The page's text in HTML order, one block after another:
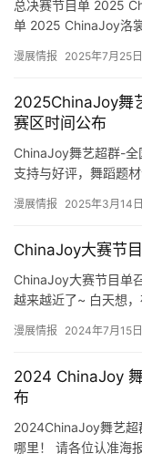
总决赛节目单 2025
单 2025 ChinaJoy洛
漫展情报 2025年7月25日
2025ChinaJoy舞
赛区时间公布
ChinaJoy舞艺超群-全
支持与好评，舞蹈题
漫展情报 2025年3月14日
ChinaJoy大赛节目
ChinaJoy大赛节目单
越来越近了~ 白天想，
漫展情报 2024年7月15日
2024 ChinaJoy
布
2024ChinaJoy舞艺超
哪里！ 请各位认准海